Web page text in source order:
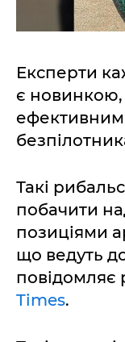
Експерти
є новинкою,
ефективним
Такі
побачити
позиціями
що ведуть
повідомляє
Times.